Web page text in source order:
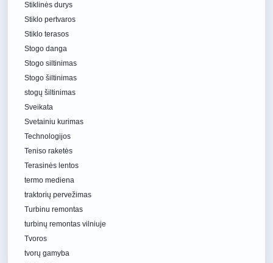
Stiklinės durys
Stiklo pertvaros
Stiklo terasos
Stogo danga
Stogo siltinimas
Stogo šiltinimas
stogų šiltinimas
Sveikata
Svetainiu kurimas
Technologijos
Teniso raketės
Terasinės lentos
termo mediena
traktorių pervežimas
Turbinu remontas
turbinų remontas vilniuje
Tvoros
tvorų gamyba